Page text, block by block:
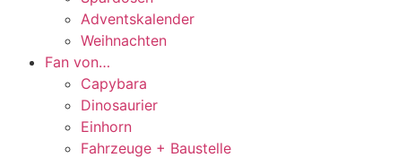
Adventskalender
Weihnachten
Fan von…
Capybara
Dinosaurier
Einhorn
Fahrzeuge + Baustelle